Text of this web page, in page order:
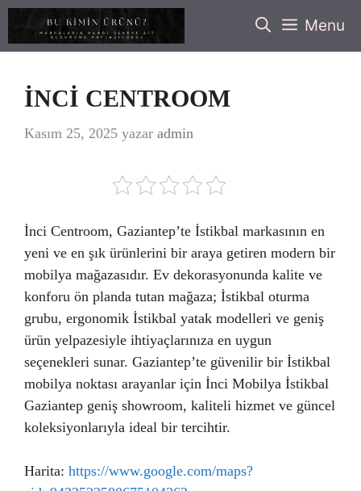
İçeriğe
Menu
İNCİ CENTROOM
Kasım 25, 2025 yazar admin
İnci Centroom, Gaziantep’te İstikbal markasının en
yeni ve en şık ürünlerini bir araya getiren modern bir
mobilya mağazasıdır. Ev dekorasyonunda kalite ve
konforu ön planda tutan mağaza; İstikbal oturma
grubu, ergonomik İstikbal yatak modelleri ve geniş
ürün yelpazesiyle ihtiyaçlarınıza en uygun
seçenekleri sunar. Gaziantep’te güvenilir bir İstikbal
mobilya noktası arayanlar için İnci Mobilya İstikbal
Gaziantep geniş showroom, kaliteli hizmet ve güncel
koleksiyonlarıyla ideal bir tercihtir.
Harita: https://www.google.com/maps?